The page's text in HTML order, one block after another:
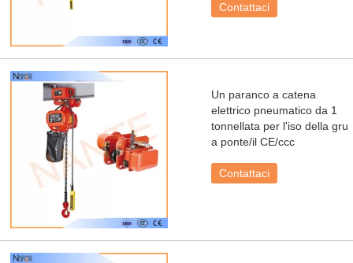
Contattaci
Un paranco a catena
elettrico pneumatico da 1
tonnellata per l'iso della gru
a ponte/il CE/ccc
Contattaci